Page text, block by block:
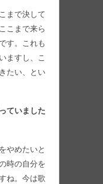
まで決して
こまで来ら
す。これも
ますし、こ
たい、とい
ていました
やめたいと
時の自分を
ね。今は歌